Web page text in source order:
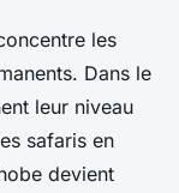
les
Dans le
leur niveau
safaris en
devient